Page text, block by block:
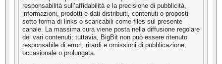
responsabilità sull’affidabilità e la precisione di pubblicità,
informazioni, prodotti e dati distribuiti, contenuti o proposti
sotto forma di links o scaricabili come files sul presente
canale. La massima cura viene posta nella diffusione regolare
dei vari contenuti; tuttavia, BigBit non può essere ritenuto
responsabile di errori, ritardi e omissioni di pubblicazione,
occasionale o prolungata.